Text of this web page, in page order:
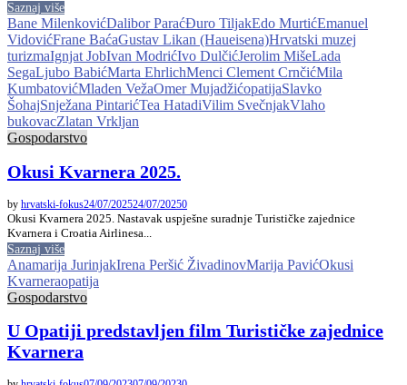
Saznaj više
Bane MilenkovićDalibor ParaćĐuro TiljakEdo MurtićEmanuel
VidovićFrane BaćaGustav Likan (Haueisena)Hrvatski muzej
turizmaIgnjat JobIvan ModrićIvo DulčićJerolim MišeLada
SegaLjubo BabićMarta EhrlichMenci Clement CrnčićMila
KumbatovićMladen VežaOmer MujadžićopatijaSlavko
ŠohajSnježana PintarićTea HatadiVilim SvečnjakVlaho
bukovacZlatan Vrkljan
Gospodarstvo
Okusi Kvarnera 2025.
by hrvatski-fokus24/07/202524/07/20250
Okusi Kvarnera 2025. Nastavak uspješne suradnje Turističke zajednice
Kvarnera i Croatia Airlinesa...
Saznaj više
Anamarija JurinjakIrena Peršić ŽivadinovMarija PavićOkusi
Kvarneraopatija
Gospodarstvo
U Opatiji predstavljen film Turističke zajednice
Kvarnera